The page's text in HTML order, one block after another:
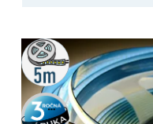
5m
rolka
3 roky
záruka